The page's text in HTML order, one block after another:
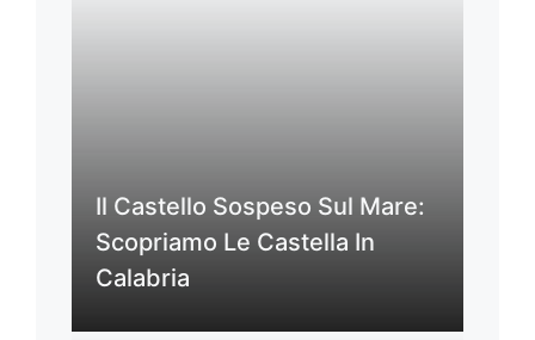
Il Castello Sospeso Sul Mare:
Scopriamo Le Castella In
Calabria